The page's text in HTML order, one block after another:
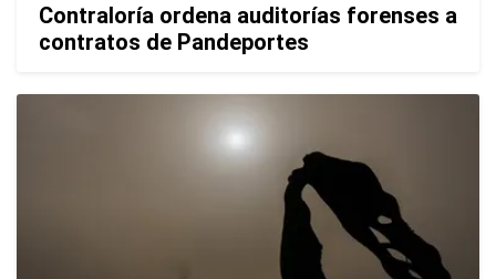
Contraloría ordena auditorías forenses a
contratos de Pandeportes